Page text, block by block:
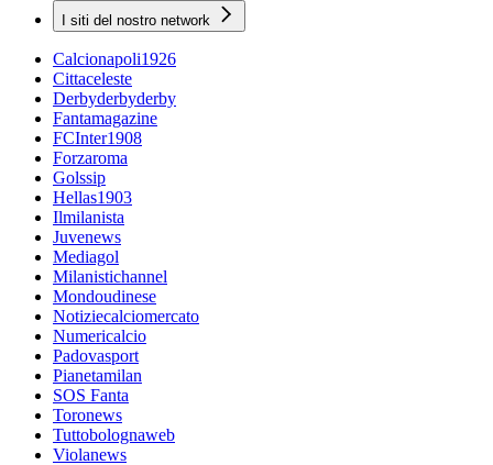
I siti del nostro network
Calcionapoli1926
Cittaceleste
Derbyderbyderby
Fantamagazine
FCInter1908
Forzaroma
Golssip
Hellas1903
Ilmilanista
Juvenews
Mediagol
Milanistichannel
Mondoudinese
Notiziecalciomercato
Numericalcio
Padovasport
Pianetamilan
SOS Fanta
Toronews
Tuttobolognaweb
Violanews